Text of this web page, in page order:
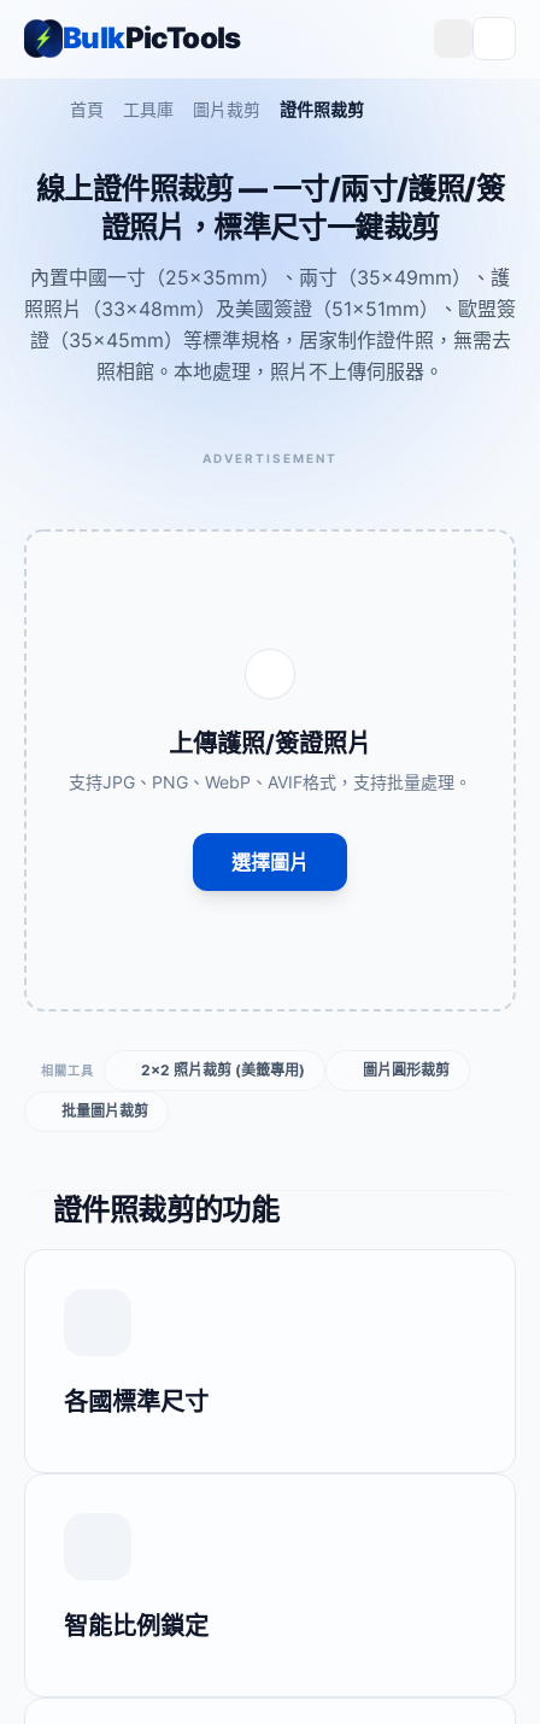
BulkPicTools
首頁 工具庫 圖片裁剪 證件照裁剪
線上證件照裁剪 — 一寸/兩寸/護照/簽
證照片，標準尺寸一鍵裁剪
內置中國一寸（25×35mm）、兩寸（35×49mm）、護
照照片（33×48mm）及美國簽證（51×51mm）、歐盟簽
證（35×45mm）等標準規格，居家制作證件照，無需去
照相館。本地處理，照片不上傳伺服器。
ADVERTISEMENT
上傳護照/簽證照片
支持JPG、PNG、WebP、AVIF格式，支持批量處理。
選擇圖片
相關工具 2x2 照片裁剪 (美籤專用) 圖片圓形裁剪
批量圖片裁剪
證件照裁剪的功能
各國標準尺寸
智能比例鎖定